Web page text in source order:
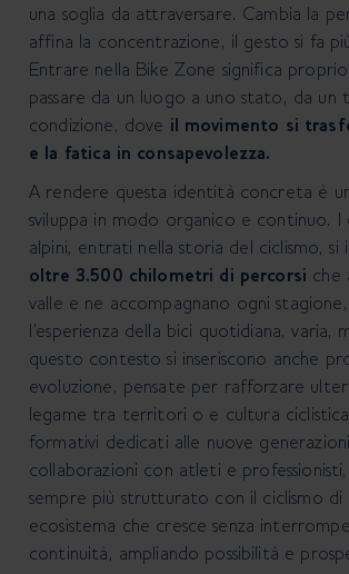
una soglia da attraversare. Cambia la
affina la concentrazione, il gesto si fa
Entrare nella Bike Zone significa
passare da un luogo a uno stato, da
condizione, dove il movimento si
e la fatica in consapevolezza.
A rendere questa identità concreta è
sviluppa in modo organico e continuo. I
alpini, entrati nella storia del ciclismo, si
oltre 3.500 chilometri di percorsi che
valle e ne accompagnano ogni
l’esperienza della bici quotidiana, varia,
questo contesto si inseriscono anche
evoluzione, pensate per rafforzare
legame tra territori o e cultura
formativi dedicati alle nuove
collaborazioni con atleti e
sempre più strutturato con il ciclismo
ecosistema che cresce senza
continuità, ampliando possibilità e